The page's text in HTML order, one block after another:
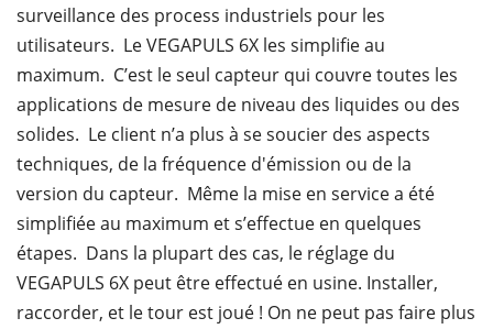
surveillance des process industriels pour les
utilisateurs. Le VEGAPULS 6X les simplifie au
maximum. C’est le seul capteur qui couvre toutes les
applications de mesure de niveau des liquides ou des
solides. Le client n’a plus à se soucier des aspects
techniques, de la fréquence d'émission ou de la
version du capteur. Même la mise en service a été
simplifiée au maximum et s’effectue en quelques
étapes. Dans la plupart des cas, le réglage du
VEGAPULS 6X peut être effectué en usine. Installer,
raccorder, et le tour est joué ! On ne peut pas faire plus